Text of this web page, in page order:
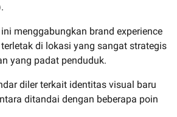
menggabungkan brand experience
di lokasi yang sangat strategis
yang padat penduduk.
diler terkait identitas visual baru
ditandai dengan beberapa poin